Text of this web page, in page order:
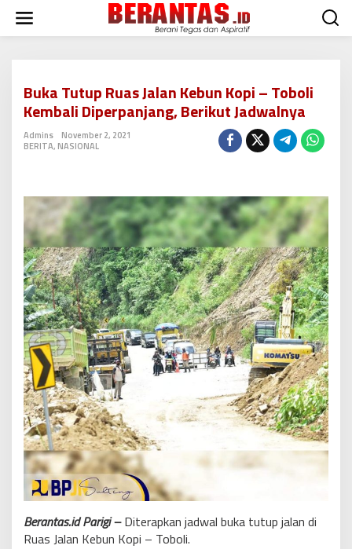
w
Buka Tutup Ruas Jalan Kebun Kopi – Toboli
Kembali Diperpanjang, Berikut Jadwalnya
Admins
November 2, 2021
BERITA, NASIONAL
Berantas.id Parigi –Diterapkan jadwal buka tutup jalan di
Ruas Jalan Kebun Kopi – Toboli.